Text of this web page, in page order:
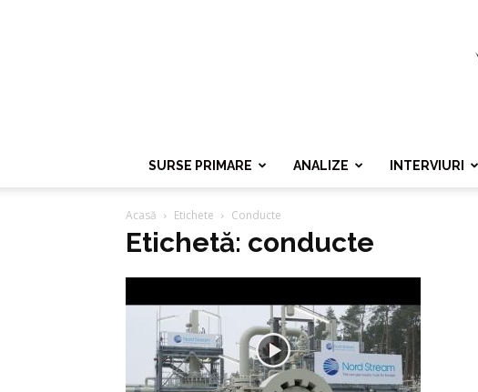
SURSE PRIMARE ANALIZE INTERVIURI
Acasă Etichete Conducte
Etichetă: conducte